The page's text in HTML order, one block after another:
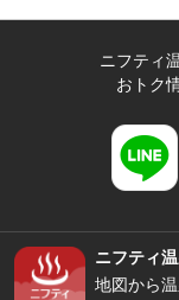
ニフティ
おトク
ニフティ
地図から